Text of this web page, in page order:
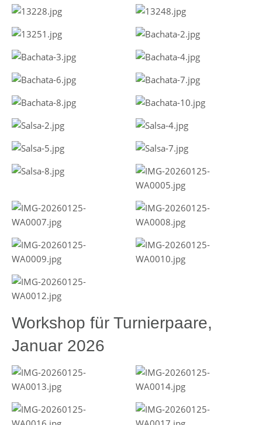
Workshop für Turnierpaare,
Januar 2026